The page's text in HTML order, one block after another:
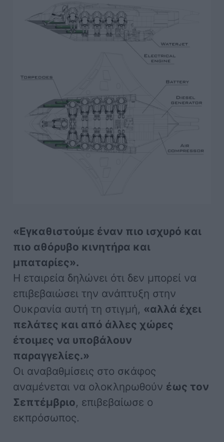
«Εγκαθιστούμε έναν πιο ισχυρό και
πιο αθόρυβο κινητήρα και
μπαταρίες».
Η εταιρεία δηλώνει ότι δεν μπορεί να
επιβεβαιώσει την ανάπτυξη στην
Ουκρανία αυτή τη στιγμή, «αλλά έχει
πελάτες και από άλλες χώρες
έτοιμες να υποβάλουν
παραγγελίες.»
Οι αναβαθμίσεις στο σκάφος
αναμένεται να ολοκληρωθούν έως τον
Σεπτέμβριο, επιβεβαίωσε ο
εκπρόσωπος.